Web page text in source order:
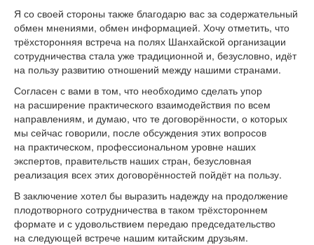
Я со своей стороны также благодарю вас за содержательный
обмен мнениями, обмен информацией. Хочу отметить, что
трёхсторонняя встреча на полях Шанхайской организации
сотрудничества стала уже традиционной и, безусловно, идёт
на пользу развитию отношений между нашими странами.
Согласен с вами в том, что необходимо сделать упор
на расширение практического взаимодействия по всем
направлениям, и думаю, что те договорённости, о которых
мы сейчас говорили, после обсуждения этих вопросов
на практическом, профессиональном уровне наших
экспертов, правительств наших стран, безусловная
реализация всех этих договорённостей пойдёт на пользу.
В заключение хотел бы выразить надежду на продолжение
плодотворного сотрудничества в таком трёхстороннем
формате и с удовольствием передаю председательство
на следующей встрече нашим китайским друзьям.